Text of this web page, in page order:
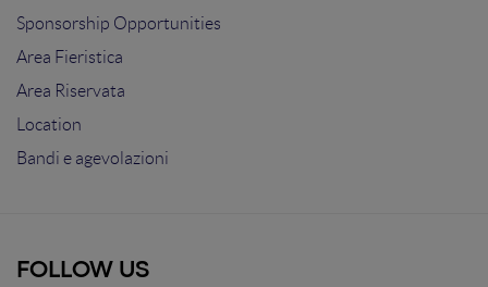
Sponsorship Opportunities
Area Fieristica
Area Riservata
Location
Bandi e agevolazioni
FOLLOW US